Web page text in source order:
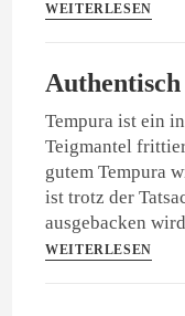
WEITERLESEN
Tempura ist ein
Teigmantel
gutem Tempura
ist trotz der
ausgebacken
WEITERLESEN